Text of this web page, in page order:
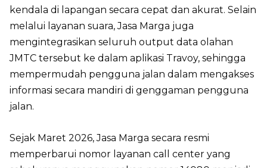
kendala di lapangan secara cepat dan akurat. Selain
melalui layanan suara, Jasa Marga juga
mengintegrasikan seluruh output data olahan
JMTC tersebut ke dalam aplikasi Travoy, sehingga
mempermudah pengguna jalan dalam mengakses
informasi secara mandiri di genggaman pengguna
jalan.
Sejak Maret 2026, Jasa Marga secara resmi
memperbarui nomor layanan call center yang